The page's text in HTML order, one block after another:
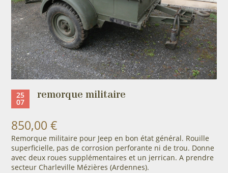
25
07 remorque militaire
850,00 €
Remorque militaire pour Jeep en bon état général. Rouille
superficielle, pas de corrosion perforante ni de trou. Donne
avec deux roues supplémentaires et un jerrican. A prendre
secteur Charleville Mézières (Ardennes).